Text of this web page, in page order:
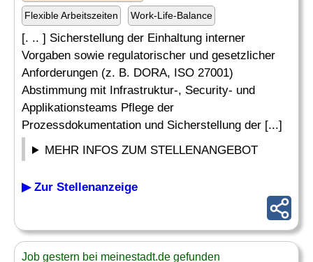
Flexible Arbeitszeiten Work-Life-Balance
[. .. ] Sicherstellung der Einhaltung interner
Vorgaben sowie regulatorischer und gesetzlicher
Anforderungen (z. B. DORA, ISO 27001)
Abstimmung mit Infrastruktur-, Security- und
Applikationsteams Pflege der
Prozessdokumentation und Sicherstellung der [...]
MEHR INFOS ZUM STELLENANGEBOT
▶ Zur Stellenanzeige
Job gestern bei meinestadt.de gefunden